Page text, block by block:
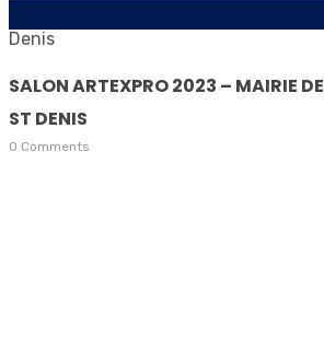
SALON ARTEXPRO 2023 – MAIRIE DE
ST DENIS
0 Comments